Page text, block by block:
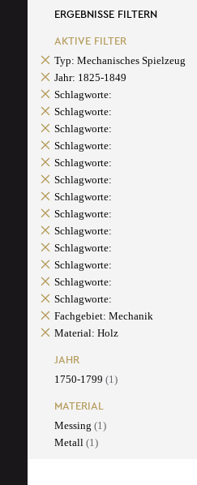
ERGEBNISSE FILTERN
AKTIVE FILTER
Typ: Mechanisches Spielzeug
Jahr: 1825-1849
Schlagworte:
Schlagworte:
Schlagworte:
Schlagworte:
Schlagworte:
Schlagworte:
Schlagworte:
Schlagworte:
Schlagworte:
Schlagworte:
Schlagworte:
Schlagworte:
Schlagworte:
Fachgebiet: Mechanik
Material: Holz
JAHR
1750-1799 (1)
MATERIAL
Messing (1)
Metall (1)